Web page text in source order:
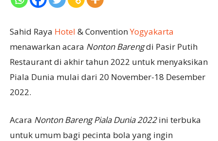
Sahid Raya Hotel & ConventionYogyakarta
menawarkan acara Nonton Barengdi Pasir Putih
Restaurant di akhir tahun 2022 untuk menyaksikan
Piala Dunia mulai dari 20 November-18 Desember
2022.
Acara Nonton Bareng Piala Dunia 2022ini terbuka
untuk umum bagi pecinta bola yang ingin